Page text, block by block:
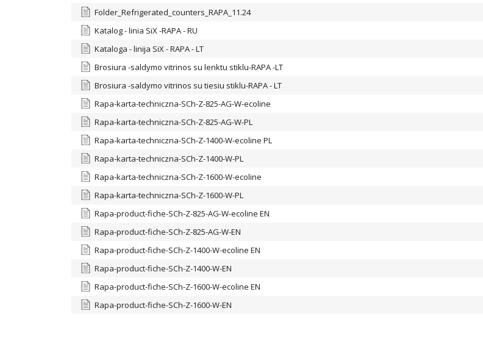
Folder_Refrigerated_counters_RAPA_11.24
Katalog - linia SiX -RAPA - RU
Kataloga - linija SiX - RAPA - LT
Brosiura -saldymo vitrinos su lenktu stiklu-RAPA -LT
Brosiura -saldymo vitrinos su tiesiu stiklu-RAPA - LT
Rapa-karta-techniczna-SCh-Z-825-AG-W-ecoline
Rapa-karta-techniczna-SCh-Z-825-AG-W-PL
Rapa-karta-techniczna-SCh-Z-1400-W-ecoline PL
Rapa-karta-techniczna-SCh-Z-1400-W-PL
Rapa-karta-techniczna-SCh-Z-1600-W-ecoline
Rapa-karta-techniczna-SCh-Z-1600-W-PL
Rapa-product-fiche-SCh-Z-825-AG-W-ecoline EN
Rapa-product-fiche-SCh-Z-825-AG-W-EN
Rapa-product-fiche-SCh-Z-1400-W-ecoline EN
Rapa-product-fiche-SCh-Z-1400-W-EN
Rapa-product-fiche-SCh-Z-1600-W-ecoline EN
Rapa-product-fiche-SCh-Z-1600-W-EN